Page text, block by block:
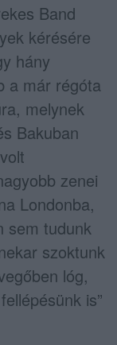
Band
kérésére
hány
a már régóta
melynek
Bakuban
zenei
Londonba,
sem tudunk
szoktunk
lóg,
is”